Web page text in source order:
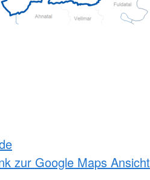
zur Google Maps Ansicht